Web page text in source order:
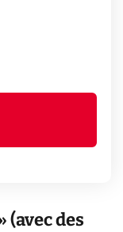
(avec des